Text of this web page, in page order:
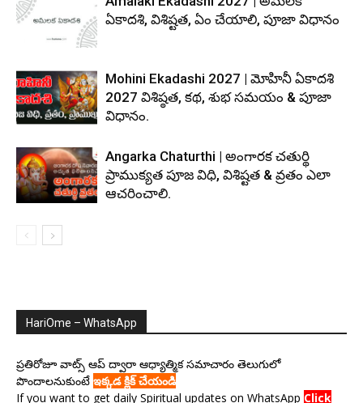
ఏకాదశి, విశిష్టత, ఏం చేయాలి, పూజా విధానం
Mohini Ekadashi 2027 | మోహినీ ఏకాదశి
2027 విశిష్ఠత, కథ, శుభ సమయం & పూజా
విధానం.
Angarka Chaturthi | అంగారక చతుర్థి
ప్రాముక్యత పూజ విధి, విశిష్టత & వ్రతం ఎలా
ఆచరించాలి.
HariOme – WhatsApp
ప్రతిరోజూ వాట్స్ ఆప్ ద్వారా ఆధ్యాత్మిక సమాచారం తెలుగులో
పొందాలనుకుంటే ఇక్కడ క్లిక్ చేయండి
If you want to get daily Spiritual updates on WhatsApp Click